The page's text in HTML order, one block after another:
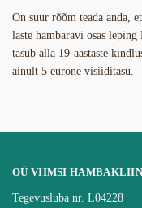
On suur rõõm teada anda,
laste hambaravi osas leping
tasub alla 19-aastaste
ainult 5 eurone visiiditasu.
OÜ VIIMSI
Tegevusluba nr. L04228